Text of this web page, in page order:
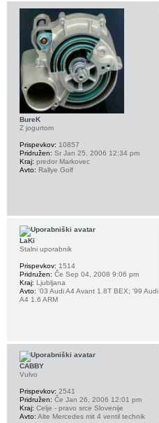
BureK
Z jogurtom
Prispevkov: 10857
Pridružen: Sr Jan 25, 2006 12:34 pm
Kraj: predor Markovec
Avto: Rallye Golf
LaKi
Stalni uporabnik
Prispevkov: 1514
Pridružen: Če Sep 04, 2008 9:06 pm
Kraj: Ljubljana
Avto: '03 Audi A4 Avant 1.8T BEX; '99 Audi
A4 1.6 ARM
CABBY
Vulvo
Prispevkov: 2541
Pridružen: Če Jan 26, 2006 12:01 pm
Kraj: Celje - pravo srce Slovenije
Avto: Alte Mercedes mit 4 ventil technik